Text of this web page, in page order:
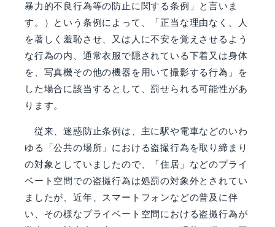
暴力的不良行為等の防止に関する条例」と言いま
す。）という条例によって、「正当な理由なく、人
を著しく羞恥させ、又は人に不安を覚えさせるよう
な行為の内、通常衣服で隠されている下着又は身体
を、写真機その他の機器を用いて撮影する行為」を
した場合に該当するとして、罰せられる可能性があ
ります。
従来、迷惑防止条例は、主に駅や電車などのいわ
ゆる「公共の場所」における盗撮行為を取り締まり
の対象としていましたので、「住居」などのプライ
ベート空間での盗撮行為は処罰の対象外とされてい
ましたが、近年、スマートフォンなどの普及に伴
い、その様なプライベート空間における盗撮行為が